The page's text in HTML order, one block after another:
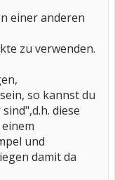
einer anderen
zu verwenden.
so kannst du
diese
und
damit da